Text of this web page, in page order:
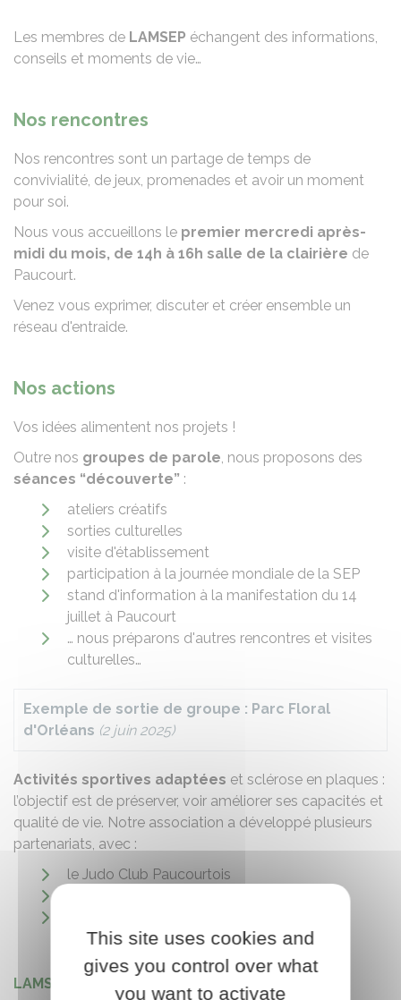
Les membres de LAMSEP échangent des informations,
conseils et moments de vie…
Nos rencontres
Nos rencontres sont un partage de temps de
convivialité, de jeux, promenades et avoir un moment
pour soi.
Nous vous accueillons le premier mercredi après-
midi du mois, de 14h à 16h salle de la clairière de
Paucourt.
Venez vous exprimer, discuter et créer ensemble un
réseau d'entraide.
Nos actions
Vos idées alimentent nos projets !
Outre nos groupes de parole, nous proposons des
séances “découverte” :
ateliers créatifs
sorties culturelles
visite d'établissement
participation à la journée mondiale de la SEP
stand d'information à la manifestation du 14
juillet à Paucourt
… nous préparons d'autres rencontres et visites
culturelles…
Exemple de sortie de groupe : Parc Floral
d'Orléans (2 juin 2025)
Activités sportives adaptées et sclérose en plaques :
l’objectif est de préserver, voir améliorer ses capacités et
qualité de vie. Notre association a développé plusieurs
partenariats, avec :
le Judo Club Paucourtois
LAMSEP en images ICI
This site uses cookies and
gives you control over what
you want to activate